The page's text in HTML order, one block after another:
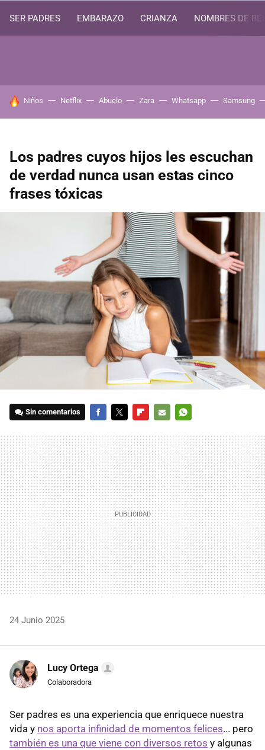
SER PADRES EMBARAZO CRIANZA NOMBRES DE
HOY SE HABLA DE
Niños Netflix Abuelo Zara Whatsapp Samsung
Los padres cuyos hijos les escuchan
de verdad nunca usan estas cinco
frases tóxicas
Sin comentarios
MAIL
24 Junio 2025
Lucy Ortega
Colaboradora
Ser padres es una experiencia que enriquece nuestra
vida y nos aporta infinidad de momentos felices... pero
también es una que viene con diversos retos y algunas